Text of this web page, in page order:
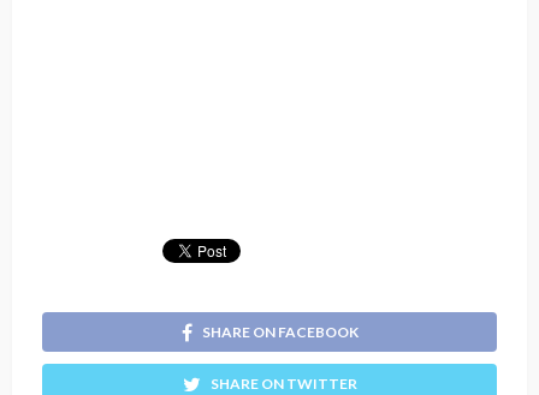
SHARE ON FACEBOOK
SHARE ON TWITTER